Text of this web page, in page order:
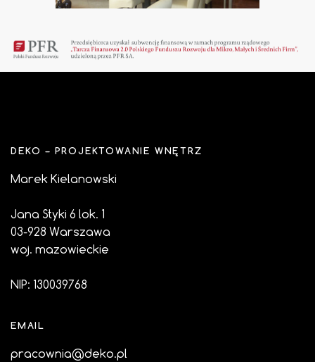
DEKO – PROJEKTOWANIE WNĘTRZ
Marek Kielanowski
Jana Styki 6 lok. 1
03-928 Warszawa
woj. mazowieckie
NIP: 130039768
EMAIL
pracownia@deko.pl